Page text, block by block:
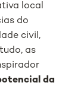
local
do
civil,
as
da